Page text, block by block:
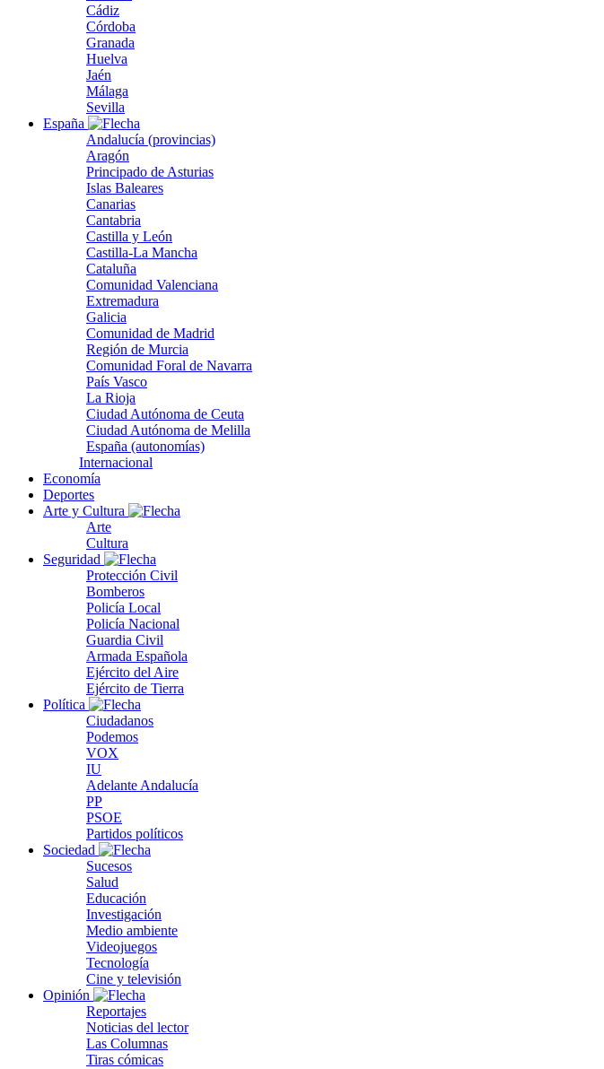
Cádiz
Córdoba
Granada
Huelva
Jaén
Málaga
Sevilla
España
Andalucía (provincias)
Aragón
Principado de Asturias
Islas Baleares
Canarias
Cantabria
Castilla y León
Castilla-La Mancha
Cataluña
Comunidad Valenciana
Extremadura
Galicia
Comunidad de Madrid
Región de Murcia
Comunidad Foral de Navarra
País Vasco
La Rioja
Ciudad Autónoma de Ceuta
Ciudad Autónoma de Melilla
España (autonomías)
Internacional
Economía
Deportes
Arte y Cultura
Arte
Cultura
Seguridad
Protección Civil
Bomberos
Policía Local
Policía Nacional
Guardia Civil
Armada Española
Ejército del Aire
Ejército de Tierra
Política
Ciudadanos
Podemos
VOX
IU
Adelante Andalucía
PP
PSOE
Partidos políticos
Sociedad
Sucesos
Salud
Educación
Investigación
Medio ambiente
Videojuegos
Tecnología
Cine y televisión
Opinión
Reportajes
Noticias del lector
Las Columnas
Tiras cómicas